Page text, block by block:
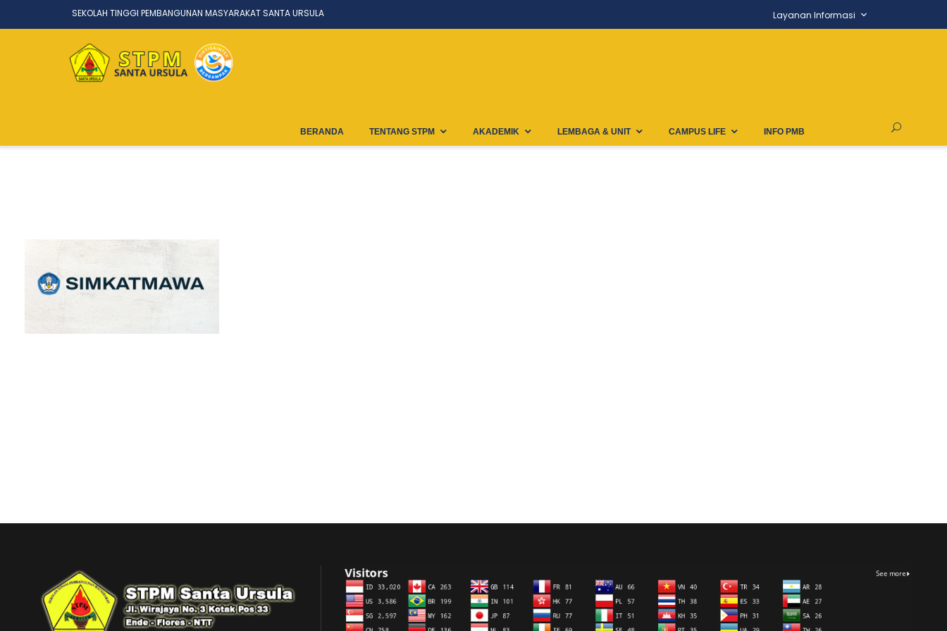
SEKOLAH TINGGI PEMBANGUNAN MASYARAKAT SANTA URSULA Layanan Informasi
BERANDA TENTANG STPM AKADEMIK LEMBAGA & UNIT CAMPUS LIFE INFO PMB